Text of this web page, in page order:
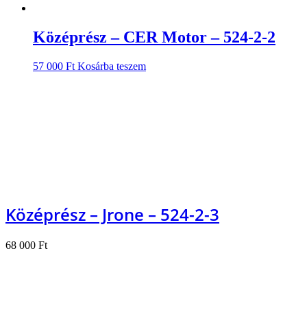
Középrész – CER Motor – 524-2-2
57 000 Ft Kosárba teszem
Középrész – Jrone – 524-2-3
68 000 Ft